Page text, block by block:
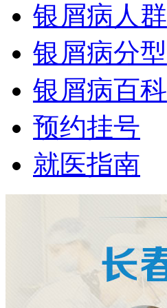
银屑病人群
银屑病分型
银屑病百科
预约挂号
就医指南